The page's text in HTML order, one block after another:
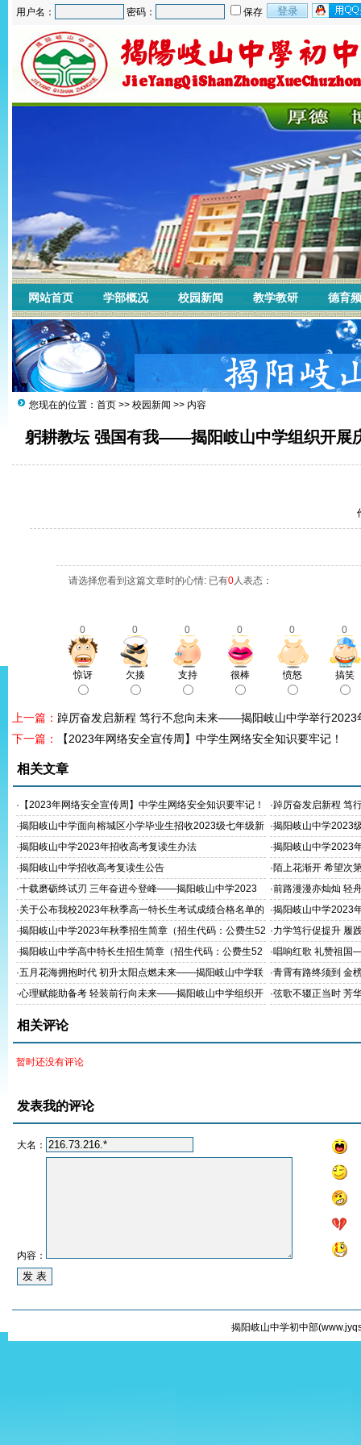
用户名： 密码： 保存
网站首页 学部概况 校园新闻 教学教研 德育
您现在的位置： 首页 >> 校园新闻 >> 内容
躬耕教坛 强国有我——揭阳岐山中学组织开展
请选择您看到这篇文章时的心情: 已有0人表态：
0 0 0 0 0 0
惊讶 欠揍 支持 很棒 愤怒 搞笑
上一篇： 踔厉奋发启新程 笃行不怠向未来——揭阳岐山中学举行2023
下一篇：
【2023年网络安全宣传周】中学生网络安全知识要牢记！
相关文章
· 【2023年网络安全宣传周】中学生网络安全知识要牢记！ ·踔厉奋发启新程 笃
23年秋季学期开学典
·揭阳岐山中学面向榕城区小学毕业生招收2023级七年级新
生公告
·揭阳岐山中学2023
·揭阳岐山中学2023年招收高考复读生办法 ·揭阳岐山中学2023
·揭阳岐山中学招收高考复读生公告 ·陌上花渐开 希望次
毕业生的一封信
·十载磨砺终试刃 三年奋进今登峰——揭阳岐山中学2023
年高考送考纪实
·前路漫漫亦灿灿 轻
展2023年高考考前
·关于公布我校2023年秋季高一特长生考试成绩合格名单的
通知
·揭阳岐山中学2023
·揭阳岐山中学2023年秋季招生简章（招生代码：公费生52
02006,培优生5202018）
·力学笃行促提升 履
西北教师全员轮训
·揭阳岐山中学高中特长生招生简章（招生代码：公费生52
02006,培优生5202018）
·唱响红歌 礼赞祖国
示活动
·五月花海拥抱时代 初升太阳点燃未来——揭阳岐山中学联
合揭阳市读书协会朗诵专委会组织开展朗诵展示活动
·青霄有路终须到 金
展九年级家长会
·心理赋能助备考 轻装前行向未来——揭阳岐山中学组织开
·弦歌不辍正当时 芳
相关评论
暂时还没有评论
发表我的评论
大名：
内容：
揭阳岐山中学初中部(